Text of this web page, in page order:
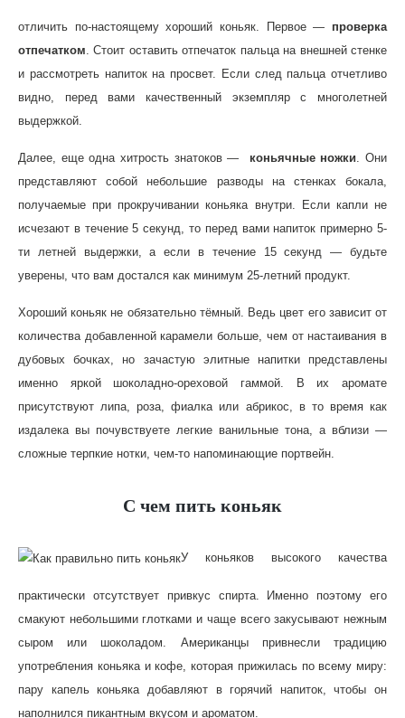
отличить по-настоящему хороший коньяк. Первое — проверка
отпечатком. Стоит оставить отпечаток пальца на внешней стенке
и рассмотреть напиток на просвет. Если след пальца отчетливо
видно, перед вами качественный экземпляр с многолетней
выдержкой.
Далее, еще одна хитрость знатоков — коньячные ножки. Они
представляют собой небольшие разводы на стенках бокала,
получаемые при прокручивании коньяка внутри. Если капли не
исчезают в течение 5 секунд, то перед вами напиток примерно 5-
ти летней выдержки, а если в течение 15 секунд — будьте
уверены, что вам достался как минимум 25-летний продукт.
Хороший коньяк не обязательно тёмный. Ведь цвет его зависит от
количества добавленной карамели больше, чем от настаивания в
дубовых бочках, но зачастую элитные напитки представлены
именно яркой шоколадно-ореховой гаммой. В их аромате
присутствуют липа, роза, фиалка или абрикос, в то время как
издалека вы почувствуете легкие ванильные тона, а вблизи —
сложные терпкие нотки, чем-то напоминающие портвейн.
С чем пить коньяк
У коньяков высокого качества
практически отсутствует привкус спирта. Именно поэтому его
смакуют небольшими глотками и чаще всего закусывают нежным
сыром или шоколадом. Американцы привнесли традицию
употребления коньяка и кофе, которая прижилась по всему миру:
пару капель коньяка добавляют в горячий напиток, чтобы он
наполнился пикантным вкусом и ароматом.